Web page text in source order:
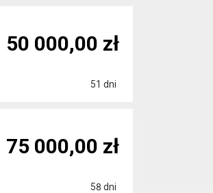
51 dni
50 000,00 zł
58 dni
75 000,00 zł